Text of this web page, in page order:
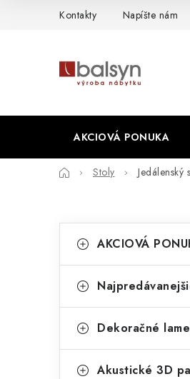
Kontakty Napíšte nám
AKCIOVÁ PONUKA
DomovStoly Jedálenský
o
n
ý
kategórie
a
e
ó
AKCIOVÁ
Dekoračné
Akustické 3D